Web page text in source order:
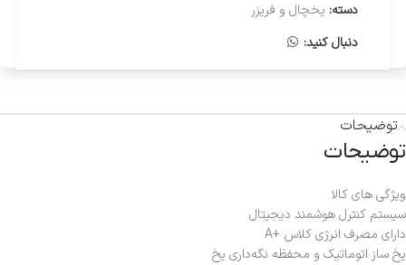
دسته: یخچال و فریزر
دنبال کنید:
توضیحات
توضیحات
ویژگی های کالا
سیستم کنترل هوشمند دیجیتال
دارای مصرف انرژی کلاس +A
یخ‌ ساز اتوماتیک و محفظه نگه‌داری یخ